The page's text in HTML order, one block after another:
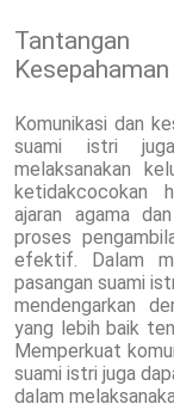
Kesepahaman
Komunikasi dan
suami istri
melaksanakan
ketidakcocokan
ajaran agama
proses
efektif. Dalam
pasangan suami
mendengarkan
yang lebih baik
Memperkuat
suami istri juga
dalam